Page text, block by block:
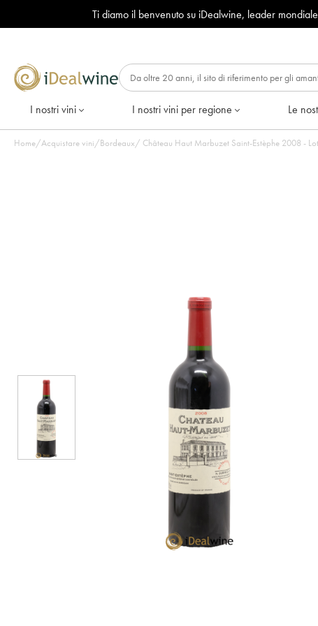
Ti diamo il benvenuto su iDealwine, leader
I nostri vini I nostri vini per regione Le
Home/Acquistare vini/Bordeaux/ Château Haut Marbuzet Saint-Estèphe 2008 -